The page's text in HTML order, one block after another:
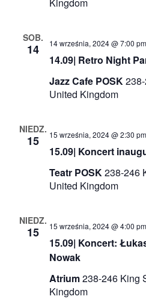
SOB.
14
14.09| Retro Night
14 września, 2024 @ 7:00 pm
Jazz Cafe POSK
United Kingdom
NIEDZ.
15
15.09| Koncert
15 września, 2024 @ 2:30 pm
Teatr POSK238-246
United Kingdom
NIEDZ.
15
15.09| Koncert:
Nowak
15 września, 2024 @ 4:00 pm
Atrium238-246 King
Kingdom